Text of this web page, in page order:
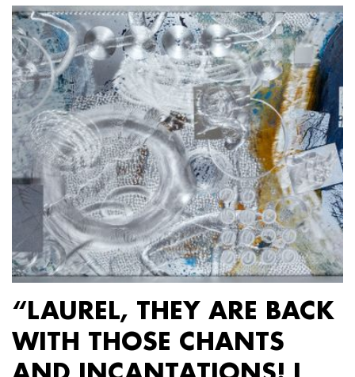
“LAUREL, THEY ARE BACK
WITH THOSE CHANTS